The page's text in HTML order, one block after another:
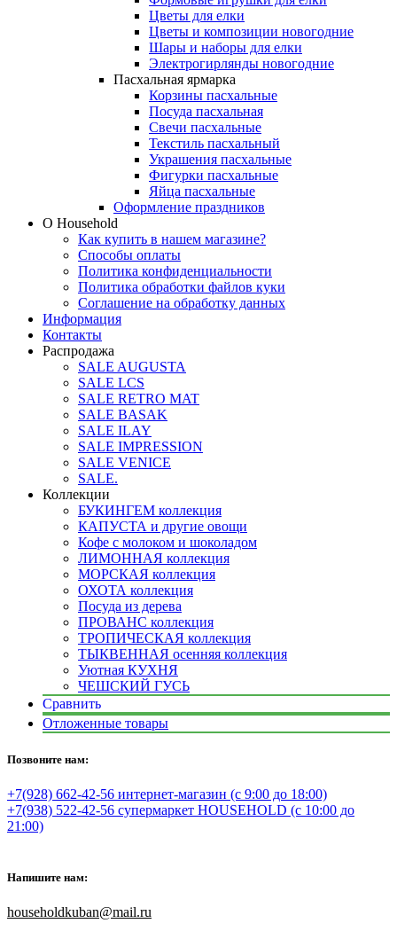
Цветы для елки
Цветы и композиции новогодние
Шары и наборы для елки
Электрогирлянды новогодние
Пасхальная ярмарка
Корзины пасхальные
Посуда пасхальная
Свечи пасхальные
Текстиль пасхальный
Украшения пасхальные
Фигурки пасхальные
Яйца пасхальные
Оформление праздников
О Household
Как купить в нашем магазине?
Способы оплаты
Политика конфиденциальности
Политика обработки файлов куки
Соглашение на обработку данных
Информация
Контакты
Распродажа
SALE AUGUSTA
SALE LCS
SALE RETRO MAT
SALE BASAK
SALE ILAY
SALE IMPRESSION
SALE VENICE
SALE.
Коллекции
БУКИНГЕМ коллекция
КАПУСТА и другие овощи
Кофе с молоком и шоколадом
ЛИМОННАЯ коллекция
МОРСКАЯ коллекция
ОХОТА коллекция
Посуда из дерева
ПРОВАНС коллекция
ТРОПИЧЕСКАЯ коллекция
ТЫКВЕННАЯ осенняя коллекция
Уютная КУХНЯ
ЧЕШСКИЙ ГУСЬ
Сравнить
Отложенные товары
Позвоните нам:
+7(928) 662-42-56 интернет-магазин (с 9:00 до 18:00)
+7(938) 522-42-56 супермаркет HOUSEHOLD (с 10:00 до
21:00)
Напишите нам:
householdkuban@mail.ru